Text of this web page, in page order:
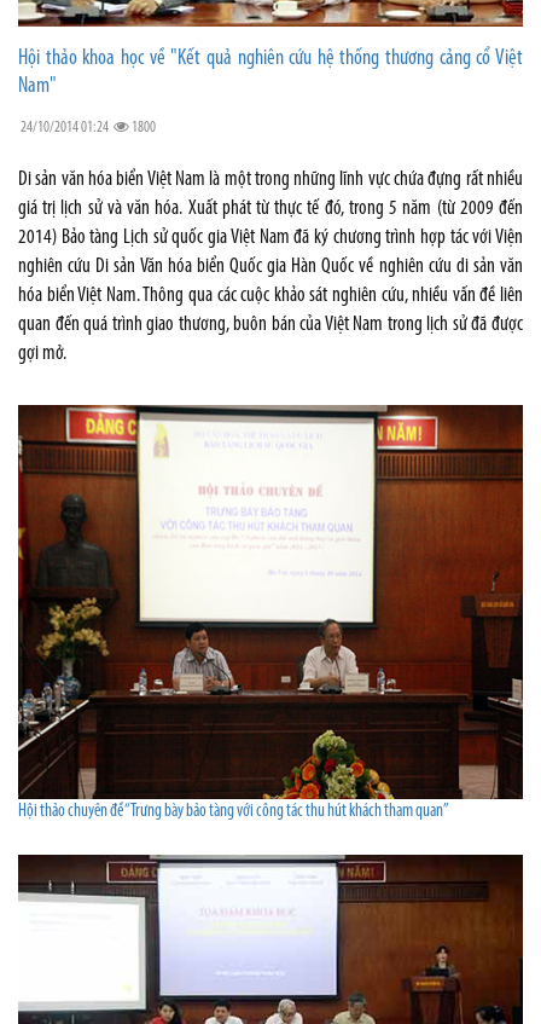
Hội thảo khoa học về "Kết quả nghiên cứu hệ thống thương cảng cổ Việt
Nam"
24/10/2014 01:24 1800
Di sản văn hóa biển Việt Nam là một trong những lĩnh vực chứa đựng rất nhiều
giá trị lịch sử và văn hóa. Xuất phát từ thực tế đó, trong 5 năm (từ 2009 đến
2014) Bảo tàng Lịch sử quốc gia Việt Nam đã ký chương trình hợp tác với Viện
nghiên cứu Di sản Văn hóa biển Quốc gia Hàn Quốc về nghiên cứu di sản văn
hóa biển Việt Nam. Thông qua các cuộc khảo sát nghiên cứu, nhiều vấn đề liên
quan đến quá trình giao thương, buôn bán của Việt Nam trong lịch sử đã được
gợi mở.
Hội thảo chuyên đề “Trưng bày bảo tàng với công tác thu hút khách tham quan”